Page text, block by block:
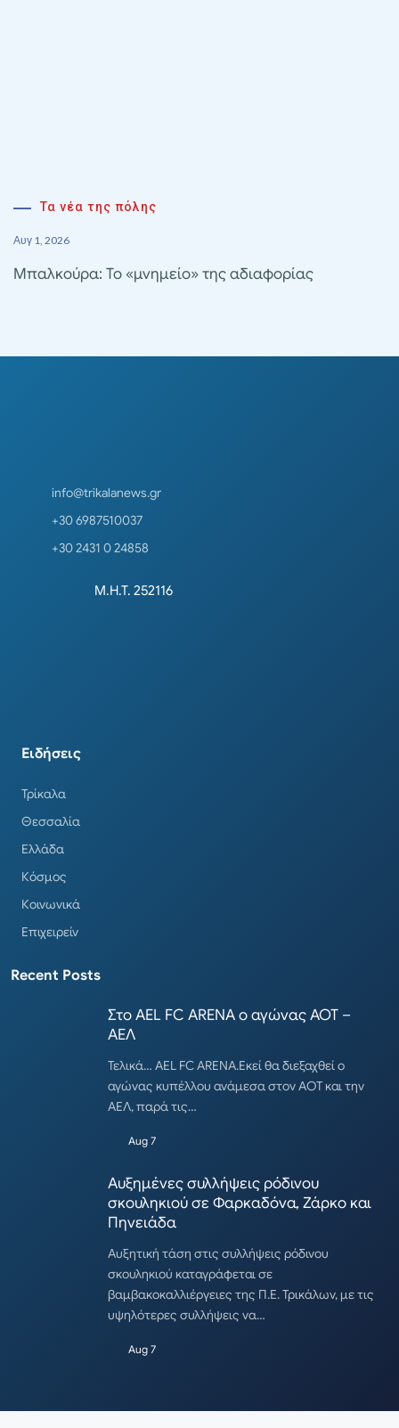
Τα νέα της πόλης
Αυγ 1, 2026
Μπαλκούρα: Το «μνημείο» της αδιαφορίας
info@trikalanews.gr
+30 6987510037
+30 2431 0 24858
Μ.Η.Τ. 252116
Ειδήσεις
Τρίκαλα
Θεσσαλία
Ελλάδα
Κόσμος
Κοινωνικά
Επιχειρείν
Recent Posts
Στο AEL FC ARENA ο αγώνας ΑΟΤ –
ΑΕΛ
Τελικά… AEL FC ARENA.Εκεί θα διεξαχθεί ο
αγώνας κυπέλλου ανάμεσα στον ΑΟΤ και την
ΑΕΛ, παρά τις…
Aug 7
Αυξημένες συλλήψεις ρόδινου
σκουληκιού σε Φαρκαδόνα, Ζάρκο και
Πηνειάδα
Αυξητική τάση στις συλλήψεις ρόδινου
σκουληκιού καταγράφεται σε
βαμβακοκαλλιέργειες της Π.Ε. Τρικάλων, με τις
υψηλότερες συλλήψεις να…
Aug 7